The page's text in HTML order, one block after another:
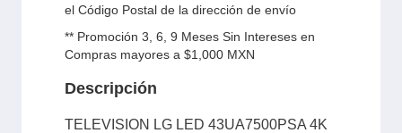
el Código Postal de la dirección de envío
** Promoción 3, 6, 9 Meses Sin Intereses en
Compras mayores a $1,000 MXN
Descripción
TELEVISION LG LED 43UA7500PSA 4K